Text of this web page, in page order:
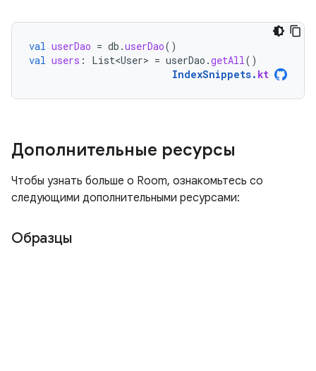
val userDao = db .userDao()
val users : List<User> = userDao .getAll ()
IndexSnippets. kt
Дополнительные ресурсы
Чтобы узнать больше о Room, ознакомьтесь со
следующими дополнительными ресурсами:
Образцы